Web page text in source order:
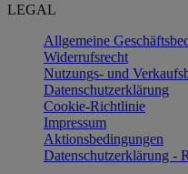
LEGAL
Allgemeine
Widerrufsrecht
Nutzungs- und
Datenschutzerklärung
Cookie-Richtlinie
Impressum
Aktionsbedingungen
Datenschutzerklärung -